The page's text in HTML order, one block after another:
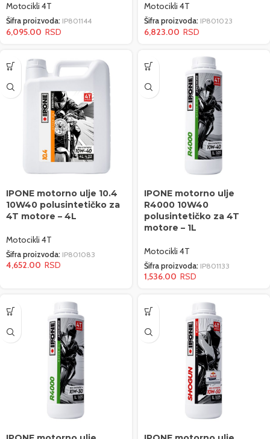
Motocikli 4T
Šifra proizvoda: IP801144
6,095.00
Motocikli 4T
Šifra proizvoda: IP801023
6,823.00
IPONE motorno ulje 10.4
10W40 polusintetičko za
4T motore – 4L
Motocikli 4T
Šifra proizvoda: IP801083
4,652.00
IPONE motorno ulje
R4000 10W40
polusintetičko za 4T
motore – 1L
Motocikli 4T
Šifra proizvoda: IP801133
1,536.00